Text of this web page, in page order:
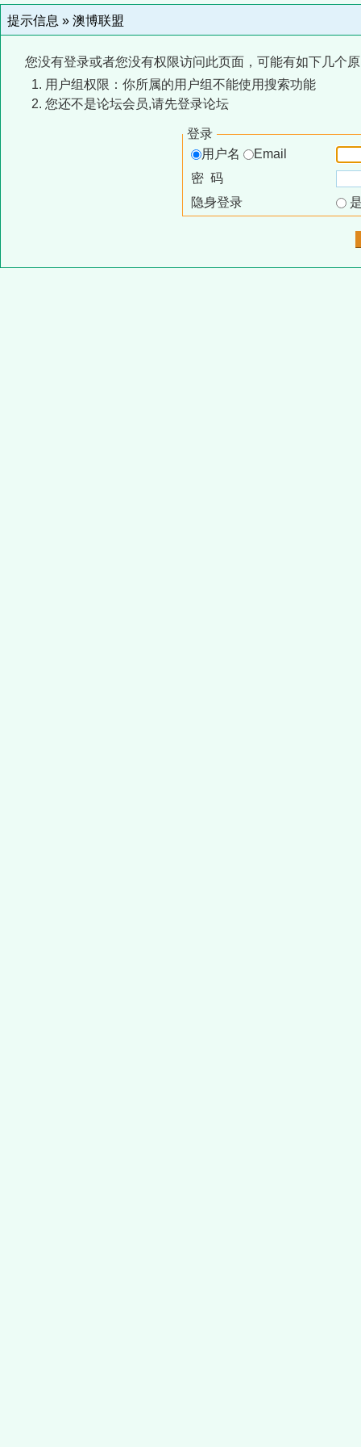
提示信息 » 澳博联盟
您没有登录或者您没有权限访问此页面，可能有如下几个
用户组权限：你所属的用户组不能使用搜索功能
您还不是论坛会员,请先登录论坛
登录
用户名
Email
密 码
隐身登录